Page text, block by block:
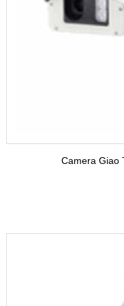
Camera Giao